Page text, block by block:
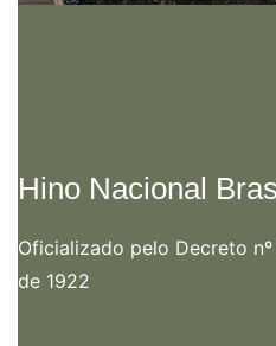
Hino Nacional
Oficializado pelo Decreto
de 1922